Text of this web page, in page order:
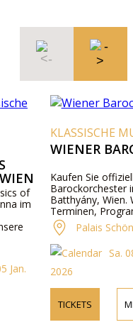
of
im
Jan.
KLASSISCHE
WIENER
Kaufen Sie
Barockorchester
Batthyány, Wien.
Terminen,
telefonisch.
Palais
Sa.
2026
TICKETS